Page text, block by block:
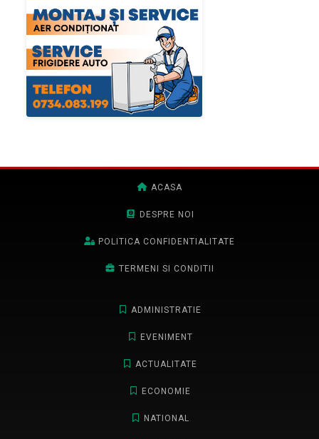
ACASA
DESPRE NOI
POLITICA CONFIDENTIALITATE
TERMENI SI CONDITII
ADMINISTRATIE
EVENIMENT
ACTUALITATE
ECONOMIE
NATIONAL